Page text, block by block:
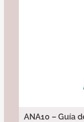
ANA10 – Guía